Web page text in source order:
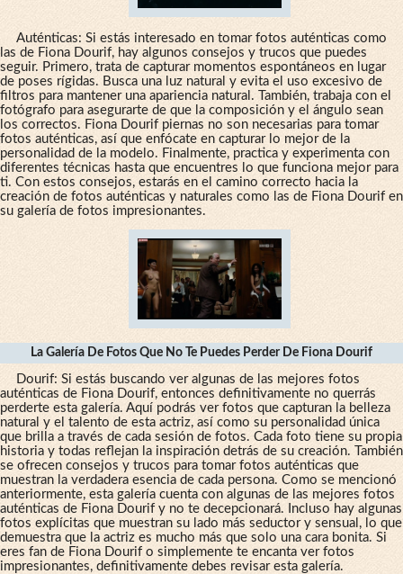
Auténticas: Si estás interesado en tomar fotos auténticas como
las de Fiona Dourif, hay algunos consejos y trucos que puedes
seguir. Primero, trata de capturar momentos espontáneos en lugar
de poses rígidas. Busca una luz natural y evita el uso excesivo de
filtros para mantener una apariencia natural. También, trabaja con el
fotógrafo para asegurarte de que la composición y el ángulo sean
los correctos. Fiona Dourif piernas no son necesarias para tomar
fotos auténticas, así que enfócate en capturar lo mejor de la
personalidad de la modelo. Finalmente, practica y experimenta con
diferentes técnicas hasta que encuentres lo que funciona mejor para
ti. Con estos consejos, estarás en el camino correcto hacia la
creación de fotos auténticas y naturales como las de Fiona Dourif en
su galería de fotos impresionantes.
La Galería De Fotos Que No Te Puedes Perder De Fiona Dourif
Dourif: Si estás buscando ver algunas de las mejores fotos
auténticas de Fiona Dourif, entonces definitivamente no querrás
perderte esta galería. Aquí podrás ver fotos que capturan la belleza
natural y el talento de esta actriz, así como su personalidad única
que brilla a través de cada sesión de fotos. Cada foto tiene su propia
historia y todas reflejan la inspiración detrás de su creación. También
se ofrecen consejos y trucos para tomar fotos auténticas que
muestran la verdadera esencia de cada persona. Como se mencionó
anteriormente, esta galería cuenta con algunas de las mejores fotos
auténticas de Fiona Dourif y no te decepcionará. Incluso hay algunas
fotos explícitas que muestran su lado más seductor y sensual, lo que
demuestra que la actriz es mucho más que solo una cara bonita. Si
eres fan de Fiona Dourif o simplemente te encanta ver fotos
impresionantes, definitivamente debes revisar esta galería.